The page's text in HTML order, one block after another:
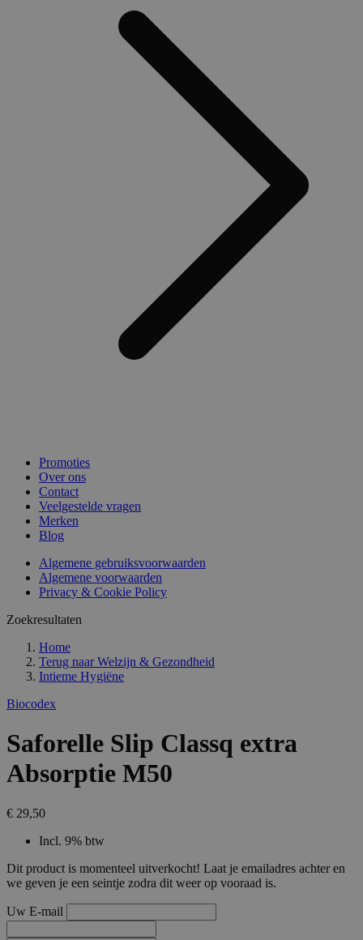
Promoties
Over ons
Contact
Veelgestelde vragen
Merken
Blog
Algemene gebruiksvoorwaarden
Algemene voorwaarden
Privacy & Cookie Policy
Zoekresultaten
Home
Terug naar Welzijn & Gezondheid
Intieme Hygiëne
Biocodex
Saforelle Slip Classq extra
Absorptie M50
€ 29,50
Incl. 9% btw
Dit product is momenteel uitverkocht! Laat je emailadres achter en
we geven je een seintje zodra dit weer op vooraad is.
Uw E-mail